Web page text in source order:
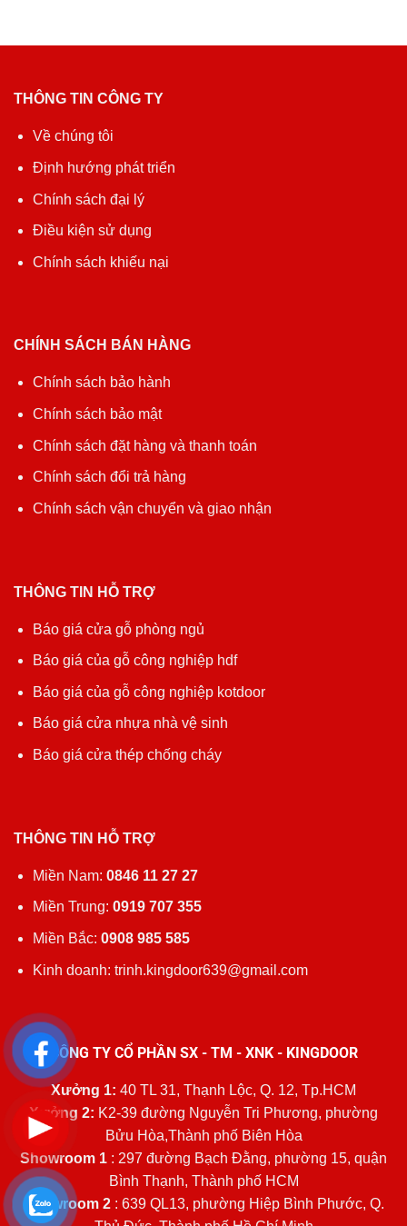
THÔNG TIN CÔNG TY
Về chúng tôi
Định hướng phát triển
Chính sách đại lý
Điều kiện sử dụng
Chính sách khiếu nại
CHÍNH SÁCH BÁN HÀNG
Chính sách bảo hành
Chính sách bảo mật
Chính sách đặt hàng và thanh toán
Chính sách đổi trả hàng
Chính sách vận chuyển và giao nhận
THÔNG TIN HỖ TRỢ
Báo giá cửa gỗ phòng ngủ
Báo giá của gỗ công nghiệp hdf
Báo giá của gỗ công nghiệp kotdoor
Báo giá cửa nhựa nhà vệ sinh
Báo giá cửa thép chống cháy
THÔNG TIN HỖ TRỢ
Miền Nam: 0846 11 27 27
Miền Trung: 0919 707 355
Miền Bắc: 0908 985 585
Kinh doanh: trinh.kingdoor639@gmail.com
CÔNG TY CỔ PHẦN SX - TM - XNK - KINGDOOR
Xưởng 1: 40 TL 31, Thạnh Lộc, Q. 12, Tp.HCM
Xưởng 2: K2-39 đường Nguyễn Tri Phương, phường
Bửu Hòa,Thành phố Biên Hòa
Showroom 1 : 297 đường Bạch Đằng, phường 15, quận
Bình Thạnh, Thành phố HCM
Showroom 2: 639 QL13, phường Hiệp Bình Phước, Q.